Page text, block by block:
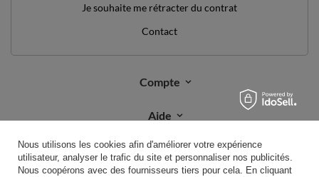
Je souhaite me rétracter du contrat
Contact
Compte
Aide
Info
Nous utilisons les cookies afin d'améliorer votre expérience
utilisateur, analyser le trafic du site et personnaliser nos publicités.
Nous coopérons avec des fournisseurs tiers pour cela. En cliquant